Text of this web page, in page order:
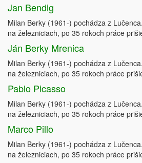
Jan Bendig
Milan Berky (1961-) pochádza z
na železniciach, po 35 rokoch práce
Ján Berky Mrenica
Milan Berky (1961-) pochádza z
na železniciach, po 35 rokoch práce
Pablo Picasso
Milan Berky (1961-) pochádza z
na železniciach, po 35 rokoch práce
Marco Pillo
Milan Berky (1961-) pochádza z
na železniciach, po 35 rokoch práce